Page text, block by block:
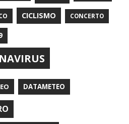
CICLISMO CONCERTO
DATAMETEO